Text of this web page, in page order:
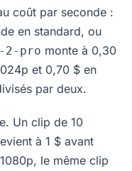
coût par seconde :
en standard, ou
2-pro monte à 0,30
et 0,70 $ en
par deux.
Un clip de 10
à 1 $ avant
1080p, le même clip